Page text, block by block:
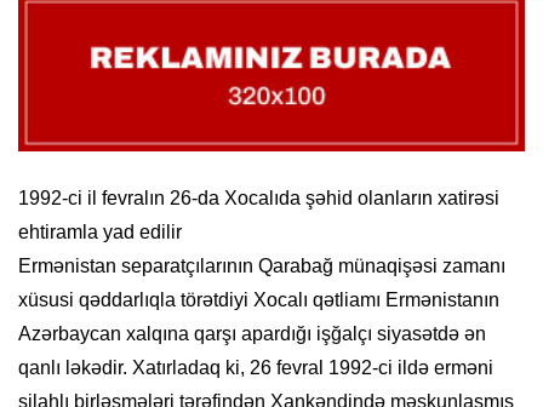
1992-ci il fevralın 26-da Xocalıda şəhid olanların xatirəsi
ehtiramla yad edilir
Ermənistan separatçılarının Qarabağ münaqişəsi zamanı
xüsusi qəddarlıqla törətdiyi Xocalı qətliamı Ermənistanın
Azərbaycan xalqına qarşı apardığı işğalçı siyasətdə ən
qanlı ləkədir. Xatırladaq ki, 26 fevral 1992-ci ildə erməni
silahlı birləşmələri tərəfindən Xankəndində məskunlaşmış